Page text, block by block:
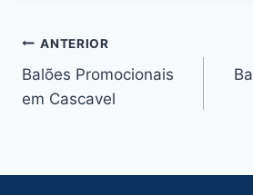
Navegação
de
ANTERIOR
Balões Promocionais
em Cascavel